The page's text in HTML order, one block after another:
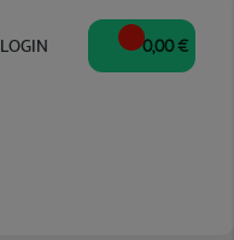
LOGIN 0,00 €